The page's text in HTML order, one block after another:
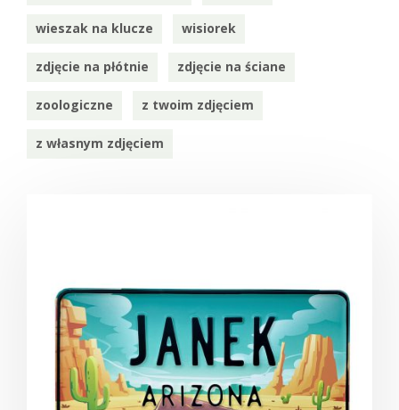
wieszak na klucze wisiorek
zdjęcie na płótnie zdjęcie na ściane
zoologiczne z twoim zdjęciem
z własnym zdjęciem